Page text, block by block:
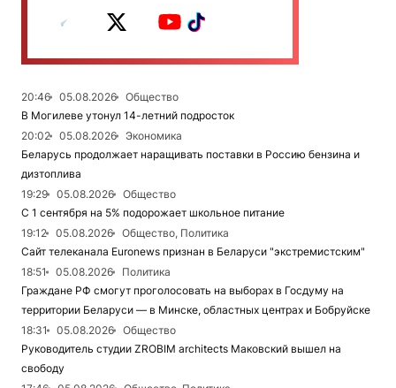
20:46 05.08.2026
Общество
В Могилеве утонул 14-летний подросток
20:02
05.08.2026
Экономика
Беларусь продолжает наращивать поставки в Россию бензина и
дизтоплива
19:29
05.08.2026
Общество
С 1 сентября на 5% подорожает школьное питание
19:12
05.08.2026
Общество, Политика
Сайт телеканала Euronews признан в Беларуси "экстремистским"
18:51
05.08.2026
Политика
Граждане РФ смогут проголосовать на выборах в Госдуму на
территории Беларуси — в Минске, областных центрах и Бобруйске
18:31
05.08.2026
Общество
Руководитель студии ZROBIM architects Маковский вышел на
свободу